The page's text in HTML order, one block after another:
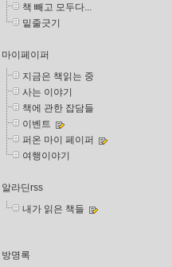
책 빼고 모두다...
밑줄긋기
마이페이퍼
지금은 책읽는 중
사는 이야기
책에 관한 잡담들
이벤트
퍼온 마이 페이퍼
여행이야기
알라딘rss
내가 읽은 책들
방명록